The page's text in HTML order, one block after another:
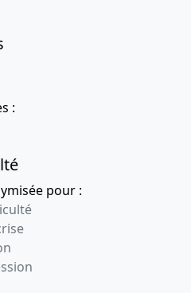
au greffe :
inscription est prise
Date d'exigibilité
nanti : ATSE DISQUES
en matière mobilière
2022
LEASING 17 bis Pl des
:
pour :